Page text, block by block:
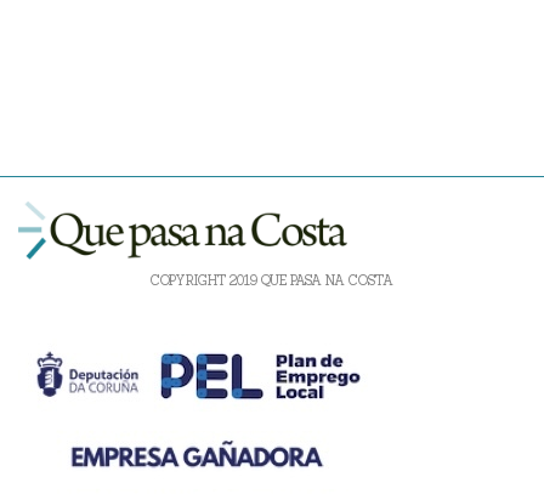
COPYRIGHT 2019 QUE PASA NA COSTA